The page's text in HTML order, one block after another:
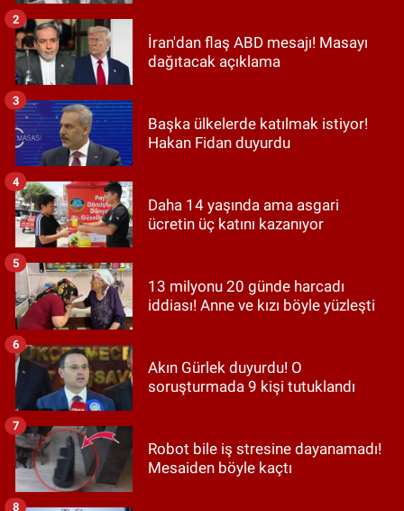
İran'dan flaş ABD mesajı! Masayı
dağıtacak açıklama
2
Başka ülkelerde katılmak istiyor!
Hakan Fidan duyurdu
3
Daha 14 yaşında ama asgari
ücretin üç katını kazanıyor
4
13 milyonu 20 günde harcadı
iddiası! Anne ve kızı böyle yüzleşti
5
Akın Gürlek duyurdu! O
soruşturmada 9 kişi tutuklandı
6
Robot bile iş stresine dayanamadı!
Mesaiden böyle kaçtı
7
8